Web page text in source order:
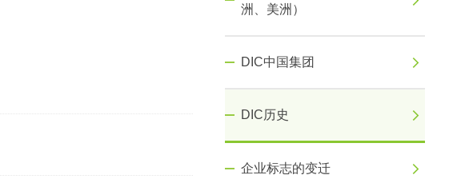
洲、美洲）
DIC中国集团
DIC历史
企业标志的变迁